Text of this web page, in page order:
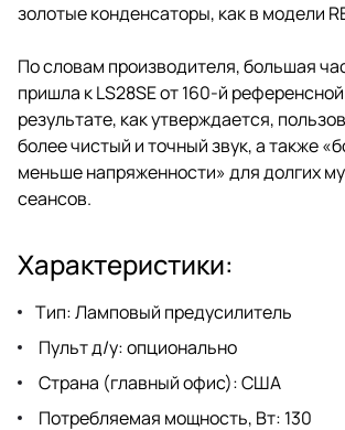
золотые конденсаторы, как в модели
По словам производителя, большая
пришла к LS28SE от 160-й
результате, как утверждается,
более чистый и точный звук, а также
меньше напряженности» для долгих
сеансов.
Характеристики:
Тип: Ламповый предусилитель
Пульт д/у: опционально
Страна (главный офис): США
Потребляемая мощность, Вт: 130